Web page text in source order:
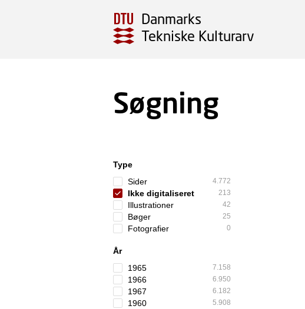
Danmarks
Tekniske Kulturarv
Søgning
Type
Sider
4.772
Ikke digitaliseret 213
Illustrationer 42
Bøger 25
Fotografier 0
År
1965
7.158
1966 6.950
1967 6.182
1960 5.908